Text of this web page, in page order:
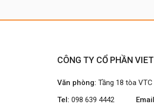
CÔNG TY CỔ PHẦN
Văn phòng: Tầng 18 tòa
Tel: 098 639 4442